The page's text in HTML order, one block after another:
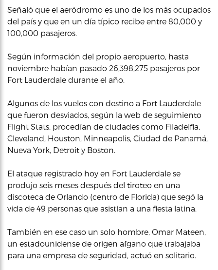
Señaló que el aeródromo es uno de los más ocupados
del país y que en un día típico recibe entre 80,000 y
100,000 pasajeros.
Según información del propio aeropuerto, hasta
noviembre habían pasado 26,398,275 pasajeros por
Fort Lauderdale durante el año.
Algunos de los vuelos con destino a Fort Lauderdale
que fueron desviados, según la web de seguimiento
Flight Stats, procedían de ciudades como Filadelfia,
Cleveland, Houston, Minneapolis, Ciudad de Panamá,
Nueva York, Detroit y Boston.
El ataque registrado hoy en Fort Lauderdale se
produjo seis meses después del tiroteo en una
discoteca de Orlando (centro de Florida) que segó la
vida de 49 personas que asistían a una fiesta latina.
También en ese caso un solo hombre, Omar Mateen,
un estadounidense de origen afgano que trabajaba
para una empresa de seguridad, actuó en solitario.